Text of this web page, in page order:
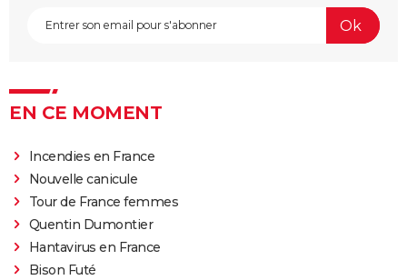
EN CE MOMENT
Incendies en France
Nouvelle canicule
Tour de France femmes
Quentin Dumontier
Hantavirus en France
Bison Futé